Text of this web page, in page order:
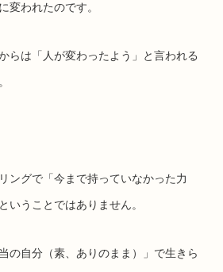
変われたのです。
らは「人が変わったよう」と言われる
ングで「今まで持っていなかった力
いうことではありません。
の自分（素、ありのまま）」で生きら